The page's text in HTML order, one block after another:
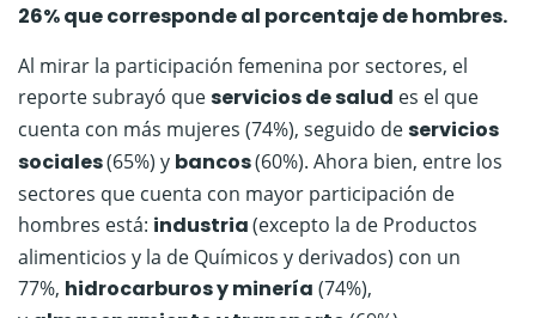
26% que corresponde al porcentaje de hombres.
Al mirar la participación femenina por sectores, el
reporte subrayó queservicios de salud es el que
cuenta con más mujeres (74%), seguido deservicios
sociales(65%) y bancos(60%). Ahora bien, entre los
sectores que cuenta con mayor participación de
hombres está: industria(excepto la de Productos
alimenticios y la de Químicos y derivados) con un
77%, hidrocarburos y minería (74%),